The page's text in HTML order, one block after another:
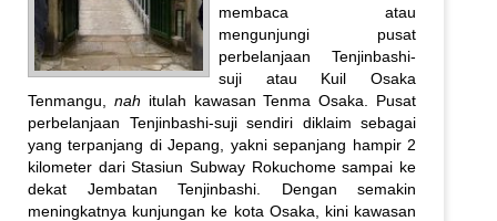
membaca atau
mengunjungi pusat
perbelanjaan Tenjinbashi-
suji atau Kuil Osaka
Tenmangu, nah itulah kawasan Tenma Osaka. Pusat
perbelanjaan Tenjinbashi-suji sendiri diklaim sebagai
yang terpanjang di Jepang, yakni sepanjang hampir 2
kilometer dari Stasiun Subway Rokuchome sampai ke
dekat Jembatan Tenjinbashi. Dengan semakin
meningkatnya kunjungan ke kota Osaka, kini kawasan